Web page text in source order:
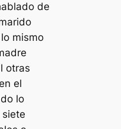
de
mismo
otras
el
lo
siete